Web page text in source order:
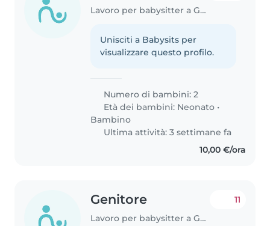
Lavoro per babysitter a Gussago
Unisciti a Babysits per
visualizzare questo profilo.
Numero di bambini: 2
Età dei bambini: Neonato •
Bambino
Ultima attività: 3 settimane fa
10,00 €/ora
Genitore
Lavoro per babysitter a Gussago
11